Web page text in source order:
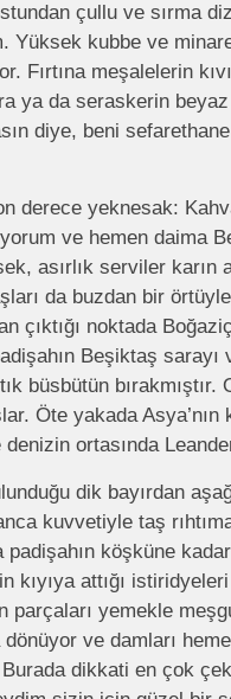
çullu ve sırma
Yüksek kubbe ve
Fırtına meşalelerin
ya da seraskerin
diye, beni
derece yeknesak:
ve hemen daima
asırlık serviler karın
da buzdan bir
çıktığı noktada
Beşiktaş sarayı
büsbütün
Öte yakada Asya’nın
ortasında
dik bayırdan
kuvvetiyle taş
padişahın köşküne
kıyıya attığı
parçaları yemekle
ve damları
dikkati en çok